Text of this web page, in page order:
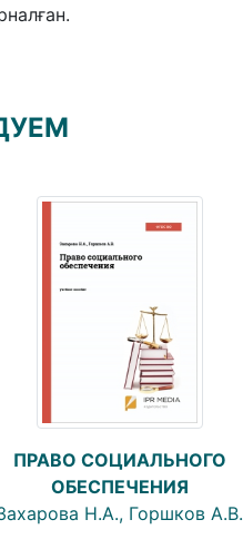
ПРАВО СОЦИАЛЬНОГО
ОБЕСПЕЧЕНИЯ
Н.А., Горшков А.В.